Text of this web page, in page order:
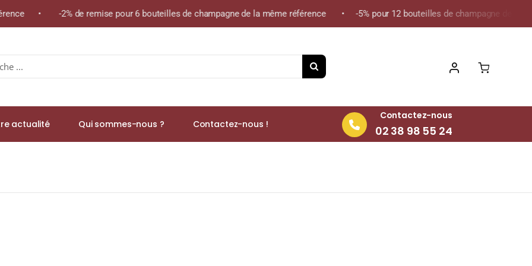
• -2% de remise pour 6 bouteilles de champagne de la même référence • -5% pour 12 bouteilles de champagne de la même
actualité Qui sommes-nous ? Contactez-nous !
Contactez-nous
02 38 98 55 24